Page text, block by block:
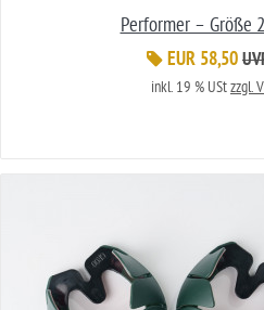
Performer – Größe
EUR 58,50
inkl. 19 % UStzzgl.